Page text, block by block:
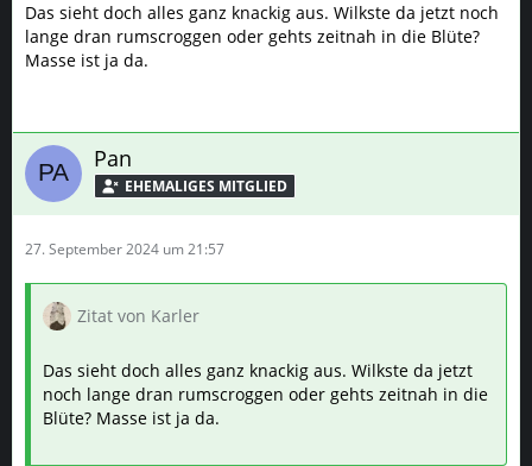
Das sieht doch alles ganz knackig aus. Wilkste da jetzt noch
lange dran rumscroggen oder gehts zeitnah in die Blüte?
Masse ist ja da.
Pan
27. September 2024 um 21:57
Zitat von Karler
Das sieht doch alles ganz knackig aus. Wilkste da jetzt
noch lange dran rumscroggen oder gehts zeitnah in die
Blüte? Masse ist ja da.